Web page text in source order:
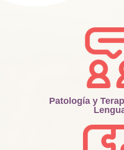
Patología y